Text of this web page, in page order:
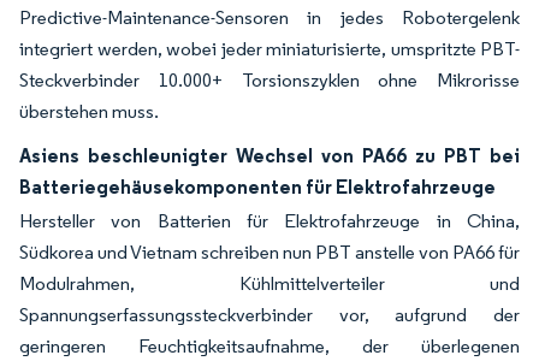
Predictive-Maintenance-Sensoren in jedes Robotergelenk
integriert werden, wobei jeder miniaturisierte, umspritzte PBT-
Steckverbinder 10.000+ Torsionszyklen ohne Mikrorisse
überstehen muss.
Asiens beschleunigter Wechsel von PA66 zu PBT bei
Batteriegehäusekomponenten für Elektrofahrzeuge
Hersteller von Batterien für Elektrofahrzeuge in China,
Südkorea und Vietnam schreiben nun PBT anstelle von PA66 für
Modulrahmen, Kühlmittelverteiler und
Spannungserfassungssteckverbinder vor, aufgrund der
geringeren Feuchtigkeitsaufnahme, der überlegenen